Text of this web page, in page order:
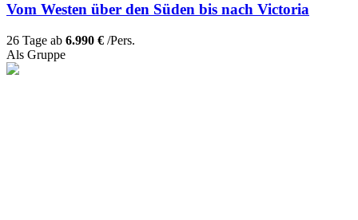
Vom Westen über den Süden bis nach Victoria
26 Tage ab 6.990 € /Pers.
Als Gruppe